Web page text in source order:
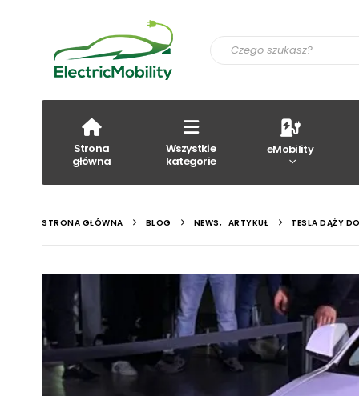
Strona
główna
Wszystkie
kategorie
eMobility
STRONA GŁÓWNA BLOG NEWS, ARTYKUŁ TESLA DĄŻY